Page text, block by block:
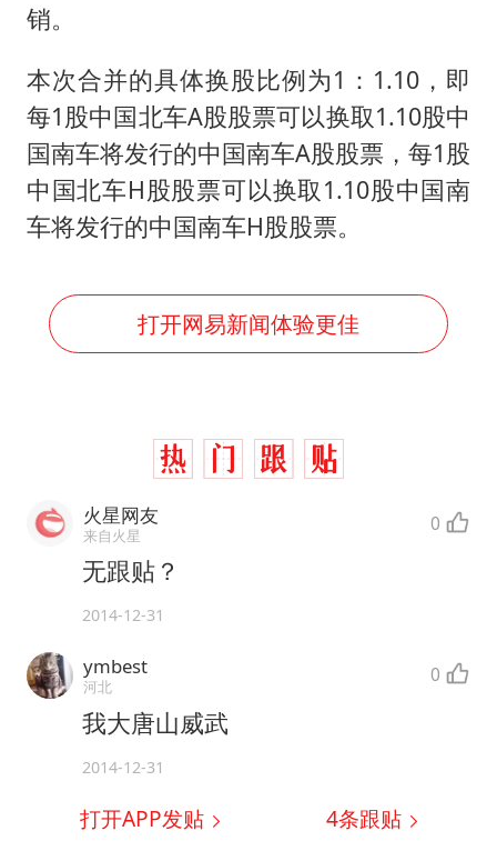
销。
本次合并的具体换股比例为1：1.10，即
每1股中国北车A股股票可以换取1.10股中
国南车将发行的中国南车A股股票，每1股
中国北车H股股票可以换取1.10股中国南
车将发行的中国南车H股股票。
打开网易新闻体验更佳
火星网友
来自火星 0
无跟贴？
2014-12-31
ymbest
河北 0
我大唐山威武
2014-12-31
打开APP发贴 4条跟贴